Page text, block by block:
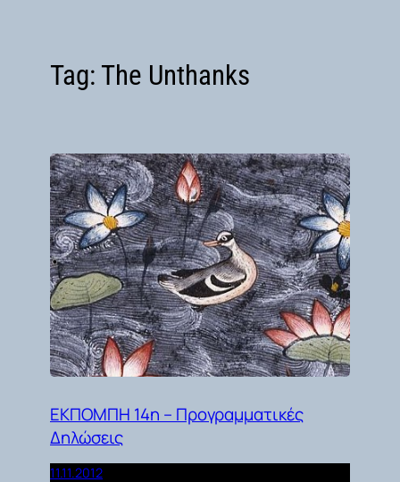
Tag: The Unthanks
ΕΚΠΟΜΠΗ 14η – Προγραμματικές
Δηλώσεις
11.11.2012